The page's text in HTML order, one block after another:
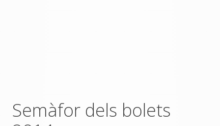
Semàfor dels bolets